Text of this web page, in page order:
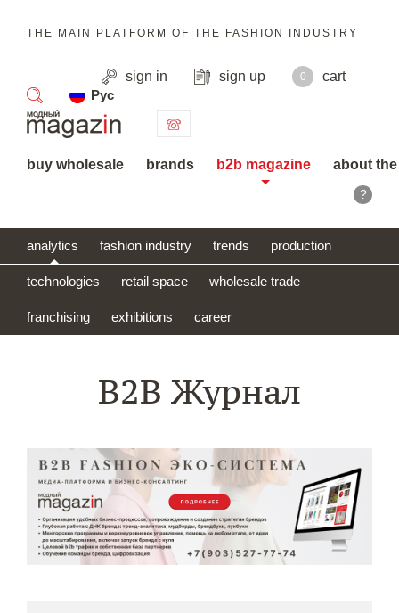
THE MAIN PLATFORM OF THE FASHION INDUSTRY
sign in sign up 0
cart
Рус
search
buy wholesale brands b2b magazine about
?
analytics fashion industry trends production
technologies retail space wholesale trade
franchising exhibitions career
B2B Журнал